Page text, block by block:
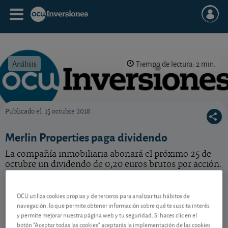
Análisis Tiempo de lectura: 2 min.
Publicado el 15 octubre 2018
Merlin Properties paga dividendo
La compañía inmobiliaria abonará el próximo 25 de
octubre un dividendo de 0,20 euros brutos por acción.
ES0105025003
07/08/2026 Madrid
-0,03 EUR (-0,20 %)
OCU utiliza cookies propias y de terceros para analizar tus hábitos de
navegación, lo que permite obtener información sobre qué te suscita interés
y permite mejorar nuestra página web y tu seguridad. Si haces clic en el
botón "Aceptar todas las cookies" aceptarás la implementación de las cookies